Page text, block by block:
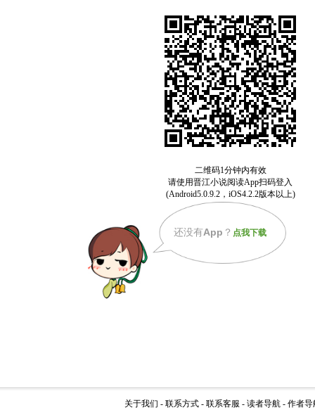
还没有App ？ 点我下载
关于我们 - 联系方式 - 联系客服 - 读者导航 - 作者导